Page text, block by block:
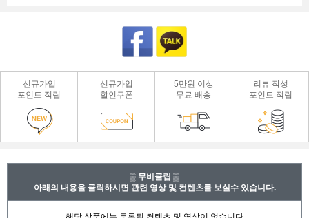
신규가입
포인트 적립
신규가입
할인쿠폰
5만원 이상
무료 배송
리뷰 작성
포인트 적립
▒ 무비클립 ▒
아래의 내용을 클릭하시면 관련 영상 및 컨텐츠를 보실수 있습니다.